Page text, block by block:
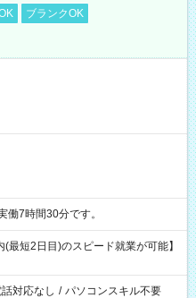
ブランクOK
うち実働7時間30分です。
最短2日目)のスピード就業が可能】
話対応なし / パソコンスキル不要